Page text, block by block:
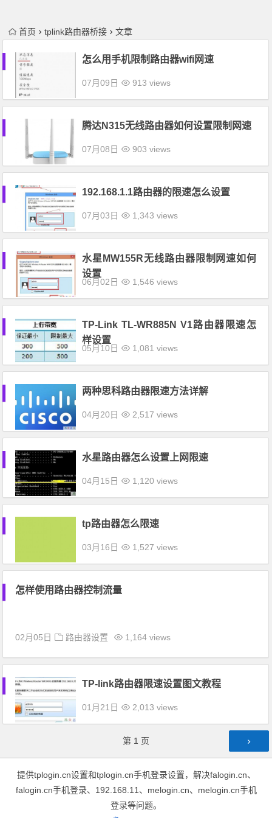
首页 tplink路由器桥接 文章
怎么用手机限制路由器wifi网速
07月09日 913 views
腾达N315无线路由器如何设置限制网速
07月08日 903 views
192.168.1.1路由器的限速怎么设置
07月03日 1,343 views
水星MW155R无线路由器限制网速如何
设置
06月02日 1,546 views
TP-Link TL-WR885N V1路由器限速怎
样设置
05月10日 1,081 views
两种思科路由器限速方法详解
04月20日 2,517 views
水星路由器怎么设置上网限速
04月15日 1,120 views
tp路由器怎么限速
03月16日 1,527 views
怎样使用路由器控制流量
02月05日 路由器设置 1,164 views
TP-link路由器限速设置图文教程
01月21日 2,013 views
第 1 页
提供tplogin.cn设置和tplogin.cn手机登录设置，解决falogin.cn、
falogin.cn手机登录、192.168.11、melogin.cn、melogin.cn手机
登录等问题。